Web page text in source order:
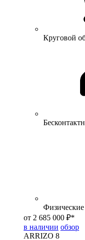
Круговой
от 2 685 000 ₽*
в наличии обзор
ARRIZO 8